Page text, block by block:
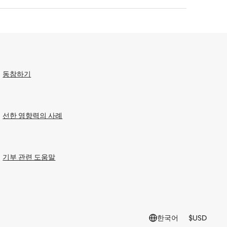
동참하기
선한 영향력의 사례
기부 관련 도움말
한국어 $USD